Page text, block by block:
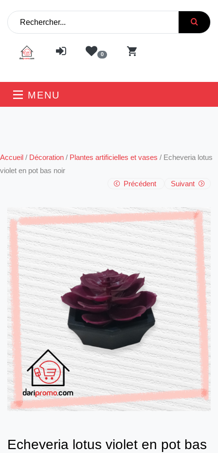
0
MENU
Accueil / Décoration / Plantes artificielles et vases / Echeveria lotus
violet en pot bas noir
Précédent
Suivant
Echeveria lotus violet en pot bas